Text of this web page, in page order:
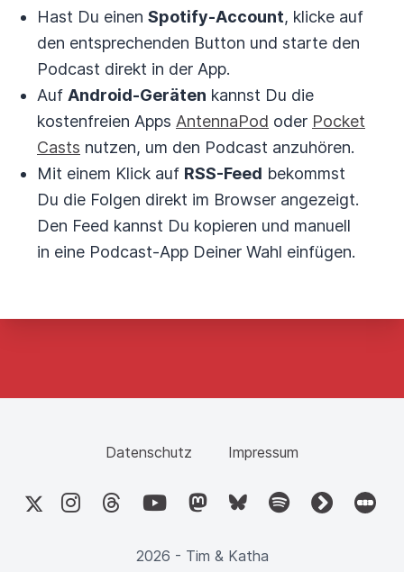
Hast Du einen Spotify-Account, klicke auf
den entsprechenden Button und starte den
Podcast direkt in der App.
Auf Android-Geräten kannst Du die
kostenfreien Apps AntennaPod oder Pocket
Casts nutzen, um den Podcast anzuhören.
Mit einem Klick auf RSS-Feed bekommst
Du die Folgen direkt im Browser angezeigt.
Den Feed kannst Du kopieren und manuell
in eine Podcast-App Deiner Wahl einfügen.
Datenschutz Impressum
X InstagramThreadsYouTubeMastodonBlueskySpotifyfyyd
2026 - Tim & Katha